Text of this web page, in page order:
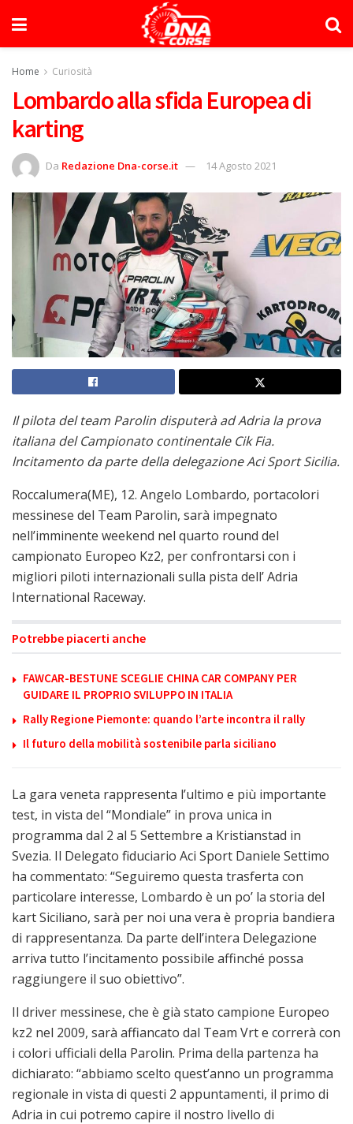
Home Curiosità
Lombardo alla sfida Europea di
karting
Da Redazione Dna-corse.it 14 Agosto 2021
Il pilota del team Parolin disputerà ad Adria la prova
italiana del Campionato continentale Cik Fia.
lncitamento da parte della delegazione Aci Sport Sicilia.
Roccalumera(ME), 12. Angelo Lombardo, portacolori
messinese del Team Parolin, sarà impegnato
nell’imminente weekend nel quarto round del
campionato Europeo Kz2, per confrontarsi con i
migliori piloti internazionali sulla pista dell’ Adria
International Raceway.
Potrebbe piacerti anche
FAWCAR-BESTUNE SCEGLIE CHINA CAR COMPANY PER
GUIDARE IL PROPRIO SVILUPPO IN ITALIA
Rally Regione Piemonte: quando l’arte incontra il rally
Il futuro della mobilità sostenibile parla siciliano
La gara veneta rappresenta l’ultimo e più importante
test, in vista del “Mondiale” in prova unica in
programma dal 2 al 5 Settembre a Kristianstad in
Svezia. Il Delegato fiduciario Aci Sport Daniele Settimo
ha commentato: “Seguiremo questa trasferta con
particolare interesse, Lombardo è un po’ la storia del
kart Siciliano, sarà per noi una vera è propria bandiera
di rappresentanza. Da parte dell’intera Delegazione
arriva tutto l’incitamento possibile affinché possa
raggiungere il suo obiettivo”.
Il driver messinese, che è già stato campione Europeo
kz2 nel 2009, sarà affiancato dal Team Vrt e correrà con
i colori ufficiali della Parolin. Prima della partenza ha
dichiarato: “abbiamo scelto quest’anno un programma
regionale in vista di questi 2 appuntamenti, il primo di
Adria in cui potremo capire il nostro livello di